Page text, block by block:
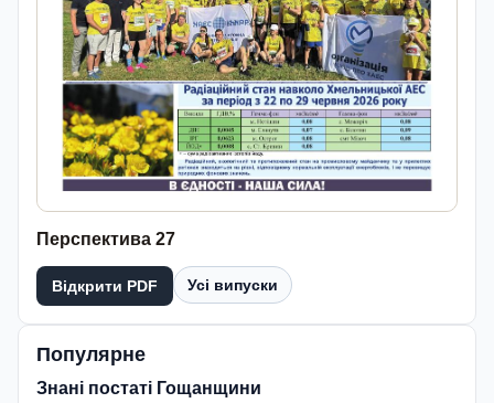
Перспектива 27
Відкрити PDF Усі випуски
Популярне
Знані постаті Гощанщини